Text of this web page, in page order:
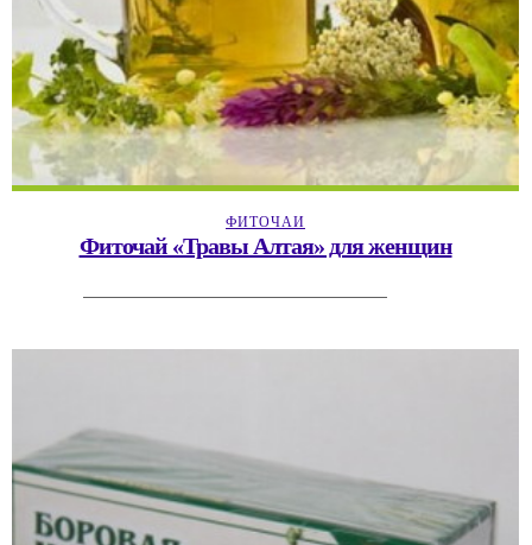
ФИТОЧАИ
Фиточай «Травы Алтая» для женщин